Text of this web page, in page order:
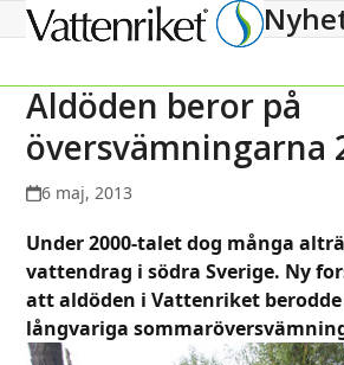
Open
menu
Close
menu
Aldöden beror på
översvämningarna
6 maj, 2013
Under 2000-talet dog många
vattendrag i södra Sverige. Ny
att aldöden i Vattenriket berodde
långvariga